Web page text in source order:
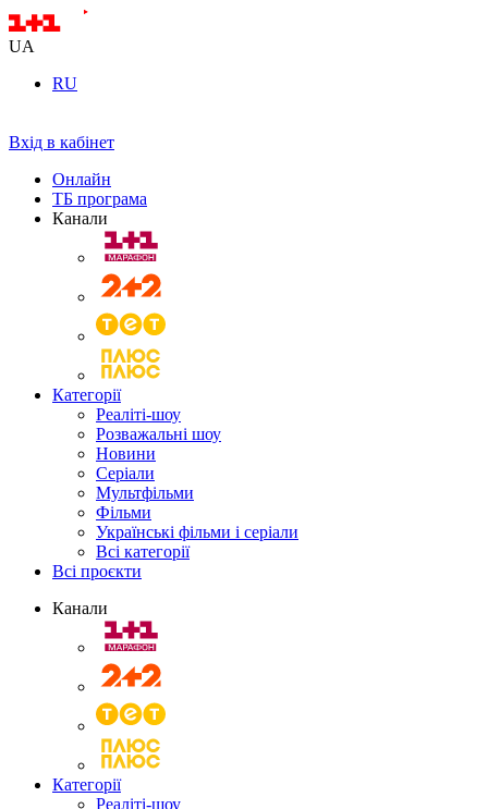
UA
RU
Вхід в кабінет
Онлайн
ТБ програма
Канали
Категорії
Реаліті-шоу
Розважальні шоу
Новини
Серіали
Мультфільми
Фільми
Українські фільми і серіали
Всі категорії
Всі проєкти
Канали
Категорії
Реаліті-шоу